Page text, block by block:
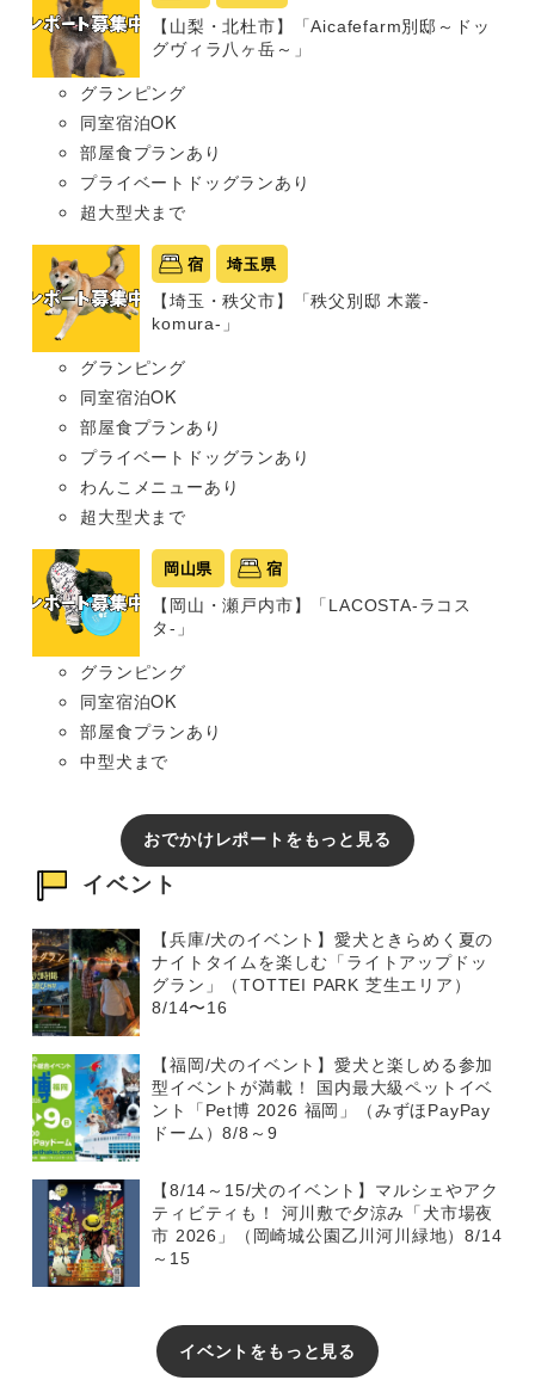
【山梨・北杜市】「Aicafefarm別邸～ドッ
グヴィラ八ヶ岳～」
グランピング
同室宿泊OK
部屋食プランあり
プライベートドッグランあり
超大型犬まで
宿 埼玉県
【埼玉・秩父市】「秩父別邸 木叢-
komura-」
グランピング
同室宿泊OK
部屋食プランあり
プライベートドッグランあり
わんこメニューあり
超大型犬まで
岡山県 宿
【岡山・瀬戸内市】「LACOSTA-ラコス
タ-」
グランピング
同室宿泊OK
部屋食プランあり
中型犬まで
おでかけレポートをもっと見る
イベント
【兵庫/犬のイベント】愛犬ときらめく夏の
ナイトタイムを楽しむ「ライトアップドッ
グラン」（TOTTEI PARK 芝生エリア）
8/14〜16
【福岡/犬のイベント】愛犬と楽しめる参加
型イベントが満載！ 国内最大級ペットイベ
ント「Pet博 2026 福岡」（みずほPayPay
ドーム）8/8～9
【8/14～15/犬のイベント】マルシェやアク
ティビティも！ 河川敷で夕涼み「犬市場夜
市 2026」（岡崎城公園乙川河川緑地）8/14
～15
イベントをもっと見る